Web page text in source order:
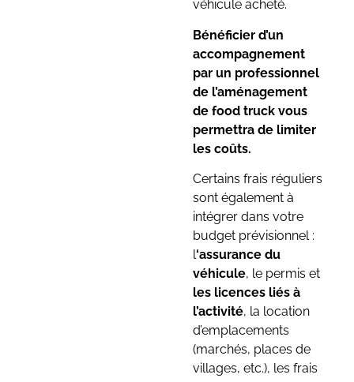
véhicule acheté.
Bénéficier d’un
accompagnement
par un professionnel
de l’aménagement
de food truck vous
permettra de limiter
les coûts.
Certains frais réguliers
sont également à
intégrer dans votre
budget prévisionnel :
l‘assurance du
véhicule, le permis et
les licences liés à
l’activité, la location
d’emplacements
(marchés, places de
villages, etc.), les frais